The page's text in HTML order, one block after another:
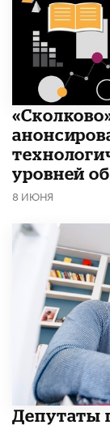
уровней
8 ИЮНЯ
Депутаты